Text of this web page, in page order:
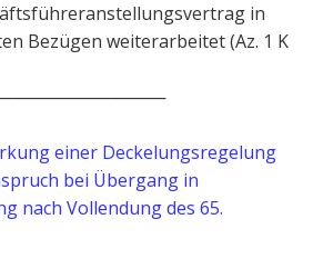
in
Bezügen weiterarbeitet (Az. 1 K
einer Deckelungsregelung
bei Übergang in
nach Vollendung des 65.